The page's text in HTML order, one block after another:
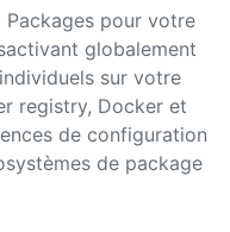
pour votre
globalement
sur votre
registry, Docker et
de configuration
de package